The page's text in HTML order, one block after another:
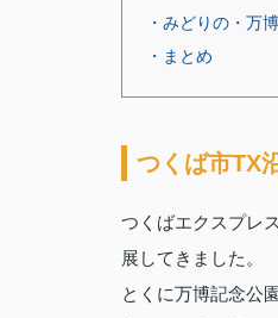
・みどりの・万
・まとめ
つくば市TX
つくばエクスプレ
展してきました。
とくに万博記念公